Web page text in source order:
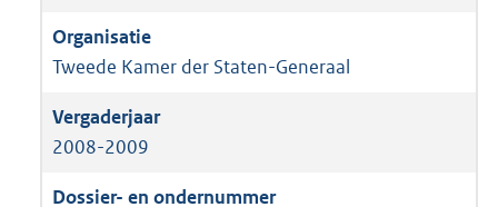
Tweede Kamer der Staten-Generaal
2008-2009